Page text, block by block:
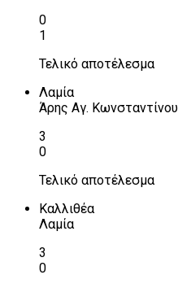
0
1
Τελικό αποτέλεσμα
Λαμία
Άρης Αγ. Κωνσταντίνου
3
0
Τελικό αποτέλεσμα
Καλλιθέα
Λαμία
3
0